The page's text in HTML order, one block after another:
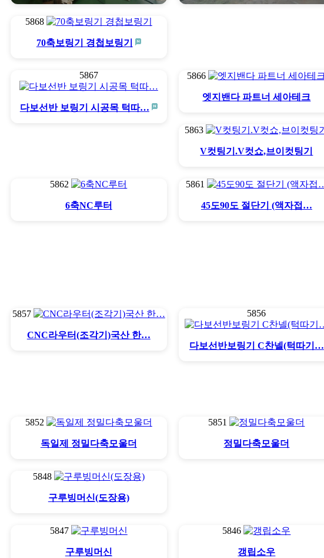
5868
70축보링기 경첩보링기
5867
다보선반 보링기 시공목 턱따…
5866
엣지밴다 파트너 세아테크
5863
V컷팅기.V컷쇼,브이컷팅기
5862
6축NC루터
5861
45도90도 절단기 (액자접…
5857
CNC라우터(조각기)국산 한…
5856
다보선반보링기 C찬넬(턱따기…
5852
독일제 정밀다축모울더
5851
정밀다축모울더
5848
구루빙머신(도장용)
5847
구루빙머신
5846
갱립소우